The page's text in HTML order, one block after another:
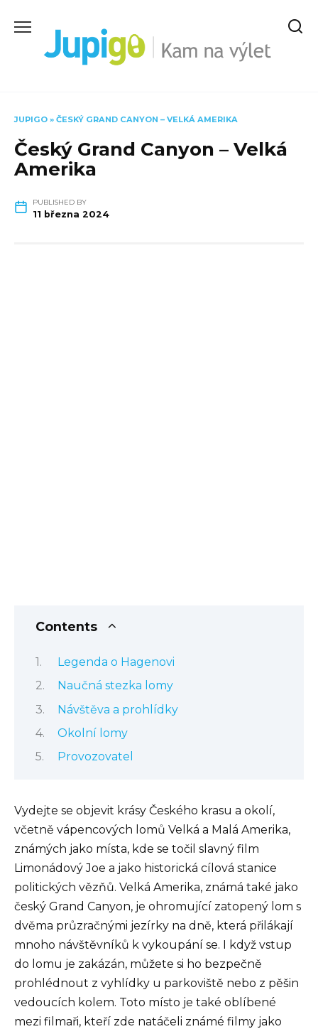
JUPIGO » ČESKÝ GRAND CANYON – VELKÁ AMERIKA
Český Grand Canyon – Velká
Amerika
PUBLISHED BY
11 března 2024
Contents
Legenda o Hagenovi
Naučná stezka lomy
Návštěva a prohlídky
Okolní lomy
Provozovatel
Vydejte se objevit krásy Českého krasu a okolí,
včetně vápencových lomů Velká a Malá Amerika,
známých jako místa, kde se točil slavný film
Limonádový Joe a jako historická cílová stanice
politických vězňů. Velká Amerika, známá také jako
český Grand Canyon, je ohromující zatopený lom s
dvěma průzračnými jezírky na dně, která přilákají
mnoho návštěvníků k vykoupání se. I když vstup
do lomu je zakázán, můžete si ho bezpečně
prohlédnout z vyhlídky u parkoviště nebo z pěšin
vedoucích kolem. Toto místo je také oblíbené
mezi filmaři, kteří zde natáčeli známé filmy jako